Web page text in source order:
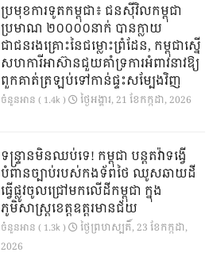
ប្រមុខការទូតកម្ពុជា៖ ជនស៊ីវិលកម្ពុជា
ប្រមាណ ២០០០០នាក់ បានក្លាយ
ជាជនរងគ្រោះនៃជម្លោះព្រំដែន, កម្ពុជាស្នើ
សហការីអាស៊ានជួយគាំទ្រការអំពាវនាវឱ្យ
ពួកគាត់ត្រឡប់ទៅកាន់ផ្ទះសម្បែងវិញ
ចំនួនអាន ( 1.4k ) ថ្ងៃ​អង្គារ, 21 ខែ​កក្កដា, 2026
ទន្ទ្រានមិនឈប់ទេ! កម្ពុជា បន្តតវ៉ាទង្វើ
បំពានច្បាប់របស់កងទ័ពថៃ ឈូសឆាយដី
ធ្វើផ្លូវចូលជ្រៅមកលើដីកម្ពុជា ក្នុង
ភូមិសាស្ត្រខេត្តឧត្តរមានជ័យ
ចំនួនអាន ( 1.3k )
ថ្ងៃ​ព្រហស្បតិ៍, 23 ខែ​កក្កដា,
2026